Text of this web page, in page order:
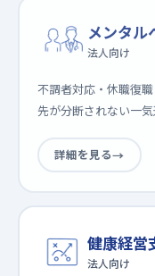
メンタル
法人向け
不調者対応・休職復
先が分断されない一気
詳細を見る
健康経営
法人向け